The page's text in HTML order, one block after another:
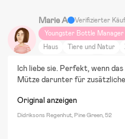
Marie A
Verifizierter
Youngster Bottle Manager
Haus
Tiere und Natur
Ich liebe sie. Perfekt, wenn
Mütze darunter für
Original anzeigen
Didriksons Regenhut, Pine Green, 52